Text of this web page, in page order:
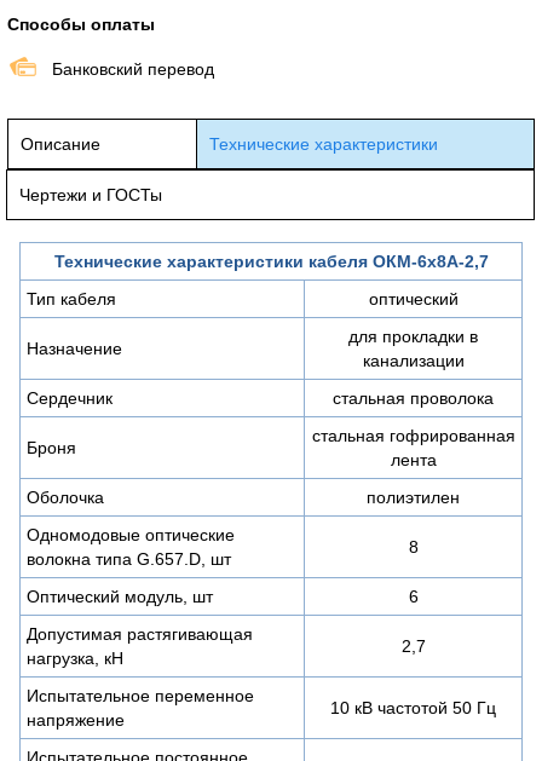
Способы оплаты
Банковский перевод
Описание Технические характеристики
Чертежи и ГОСТы
Технические характеристики кабеля ОКМ-6х8А-2,7
Тип кабеля
оптический
Назначение
для прокладки в
канализации
Сердечник
стальная проволока
Броня
стальная гофрированная
лента
Оболочка
полиэтилен
Одномодовые оптические
волокна типа G.657.D, шт
8
Оптический модуль, шт
6
Допустимая растягивающая
нагрузка, кН
2,7
Испытательное переменное
напряжение
10 кВ частотой 50 Гц
Испытательное постоянное